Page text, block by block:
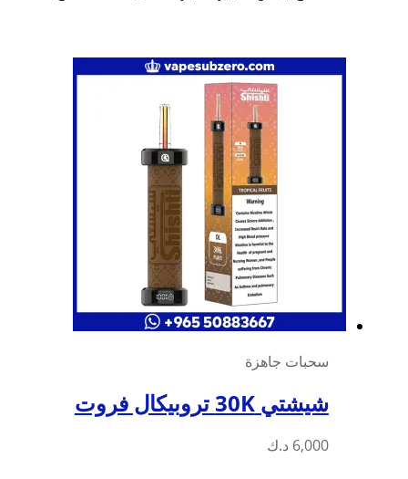
سحبات جاهزة
شيشتي 30K تروبيكال فروت
6,000 د.ك